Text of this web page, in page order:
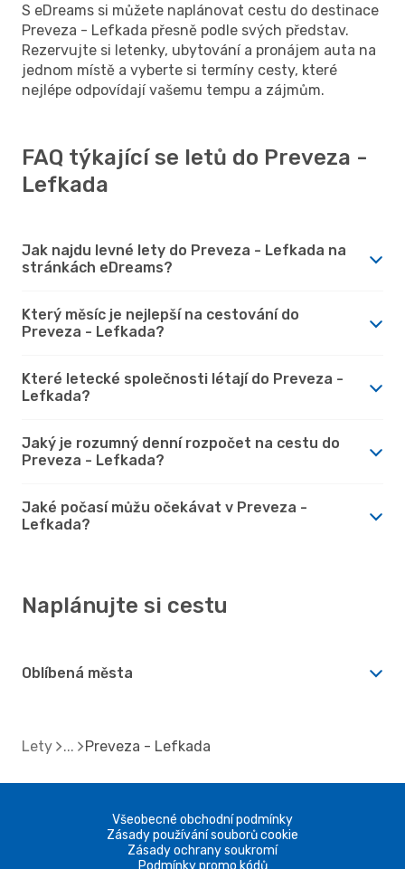
S eDreams si můžete naplánovat cestu do destinace
Preveza - Lefkada přesně podle svých představ.
Rezervujte si letenky, ubytování a pronájem auta na
jednom místě a vyberte si termíny cesty, které
nejlépe odpovídají vašemu tempu a zájmům.
FAQ týkající se letů do Preveza -
Lefkada
Jak najdu levné lety do Preveza - Lefkada na
stránkách eDreams?
Který měsíc je nejlepší na cestování do
Preveza - Lefkada?
Které letecké společnosti létají do Preveza -
Lefkada?
Jaký je rozumný denní rozpočet na cestu do
Preveza - Lefkada?
Jaké počasí můžu očekávat v Preveza -
Lefkada?
Naplánujte si cestu
Oblíbená města
Lety Preveza - Lefkada
Všeobecné obchodní podmínky
Zásady používání souborů cookie
Zásady ochrany soukromí
Podmínky promo kódů